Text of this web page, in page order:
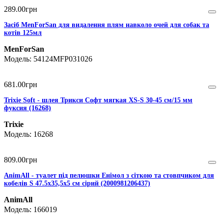
289.00грн
Засіб MenForSan для видалення плям навколо очей для собак та
котів 125мл
MenForSan
54124MFP031026
681 .00грн
Trixie Soft - шлея Трикси Софт мягкая XS-S 30-45 см/15 мм
фуксия (16268)
Trixie
16268
809.00грн
AnimAll - туалет під пелюшки Енімол з сіткою та стовпчиком для
кобелів S 47.5х35,5х5 cм сірий (2000981206437)
AnimAll
166019